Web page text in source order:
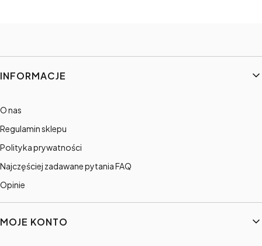
Linki w stopce
INFORMACJE
O nas
Regulamin sklepu
Polityka prywatności
Najczęściej zadawane pytania FAQ
Opinie
MOJE KONTO